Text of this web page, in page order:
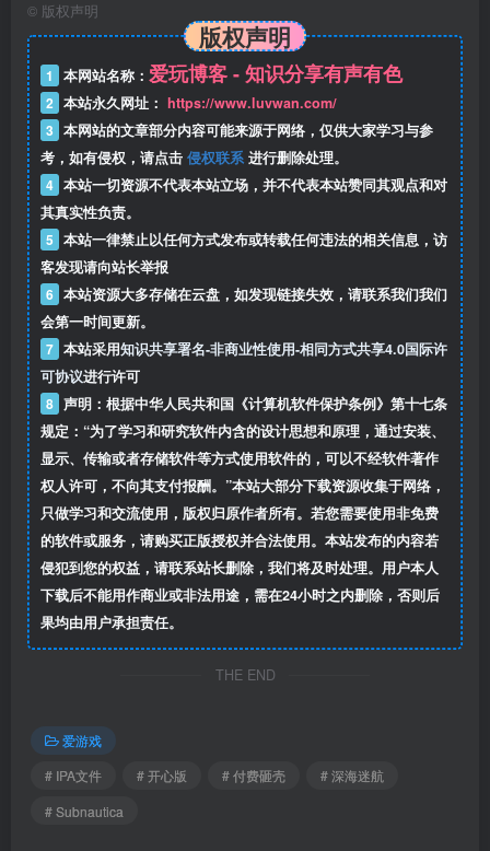
© 版权声明
版权声明
1 本网站名称： 爱玩博客 - 知识分享有声有色
2 本站永久网址： https://www.luvwan.com/
3 本网站的文章部分内容可能来源于网络，仅供大家学习与参
考，如有侵权，请点击 侵权联系 进行删除处理。
4 本站一切资源不代表本站立场，并不代表本站赞同其观点和对
其真实性负责。
5 本站一律禁止以任何方式发布或转载任何违法的相关信息，访
客发现请向站长举报
6 本站资源大多存储在云盘，如发现链接失效，请联系我们我们
会第一时间更新。
7 本站采用知识共享署名-非商业性使用-相同方式共享4.0国际许
可协议进行许可
8 声明：根据中华人民共和国《计算机软件保护条例》第十七条
规定：“为了学习和研究软件内含的设计思想和原理，通过安装、
显示、传输或者存储软件等方式使用软件的，可以不经软件著作
权人许可，不向其支付报酬。”本站大部分下载资源收集于网络，
只做学习和交流使用，版权归原作者所有。若您需要使用非免费
的软件或服务，请购买正版授权并合法使用。本站发布的内容若
侵犯到您的权益，请联系站长删除，我们将及时处理。用户本人
下载后不能用作商业或非法用途，需在24小时之内删除，否则后
果均由用户承担责任。
THE END
爱游戏
# IPA文件
# 开心版 # 付费砸壳
# 深海迷航
# Subnautica